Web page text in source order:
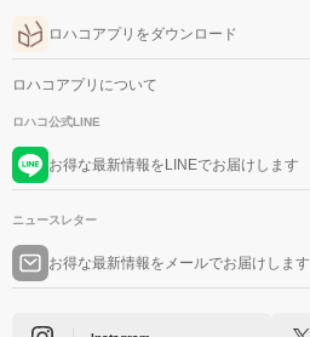
ロハコアプリをダウンロード
ロハコアプリについて
ロハコ公式LINE
お得な最新情報をLINEでお届けします
ニュースレター
お得な最新情報をメールでお届けします